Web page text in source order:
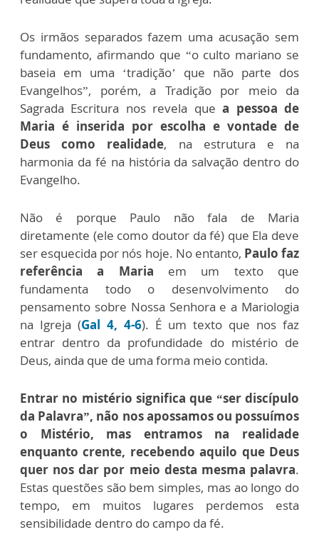
Os irmãos separados fazem uma acusação sem
fundamento, afirmando que “o culto mariano se
baseia em uma ‘tradição’ que não parte dos
Evangelhos”, porém, a Tradição por meio da
Sagrada Escritura nos revela quea pessoa de
Maria é inserida por escolha e vontade de
Deus como realidade, na estrutura e na
harmonia da fé na história da salvação dentro do
Evangelho.
Não é porque Paulo não fala de Maria
diretamente (ele como doutor da fé) que Ela deve
ser esquecida por nós hoje. No entanto, Paulo faz
referência a Maria em um texto que
fundamenta todo o desenvolvimento do
pensamento sobre Nossa Senhora e a Mariologia
na Igreja (Gal 4, 4-6). É um texto que nos faz
entrar dentro da profundidade do mistério de
Deus, ainda que de uma forma meio contida.
Entrar no mistério significa que “ser discípulo
da Palavra”, não nos apossamos ou possuímos
o Mistério, mas entramos na realidade
enquanto crente, recebendo aquilo que Deus
quer nos dar por meio desta mesma palavra.
Estas questões são bem simples, mas ao longo do
tempo, em muitos lugares perdemos esta
sensibilidade dentro do campo da fé.